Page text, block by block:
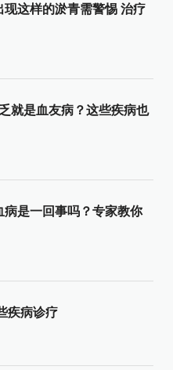
现这样的淤青需警惕 治疗
就是血友病？这些疾病也
病是一回事吗？专家教你
疾病诊疗